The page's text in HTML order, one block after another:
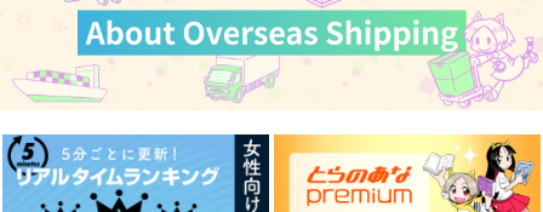
潔世一×糸師凛
サンプル
作品詳細
潔世一×糸師凛
サンプル
作品詳細
サンプル
作品詳細